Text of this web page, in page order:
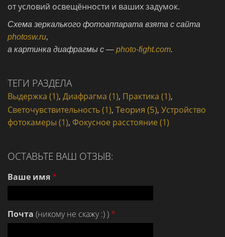
от условий освещённости и ваших задумок.
Схема зеркалького фотоаппарата взята с сайта
photosw.ru,
а картинка диафрагмы с — photo-fight.com.
ТЕГИ РАЗДЕЛА
Выдержка (1), Диафрагма (1), Практика (1),
Светочувствительность (1), Теория (5), Устройство
фотокамеры (1), Фокусное расстояние (1)
ОСТАВЬТЕ ВАШ ОТЗЫВ:
Ваше имя *
Почта (никому не скажу :) ) *